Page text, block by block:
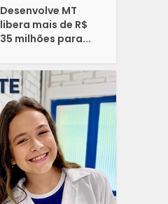
Desenvolve MT
libera mais de R$
35 milhões para...